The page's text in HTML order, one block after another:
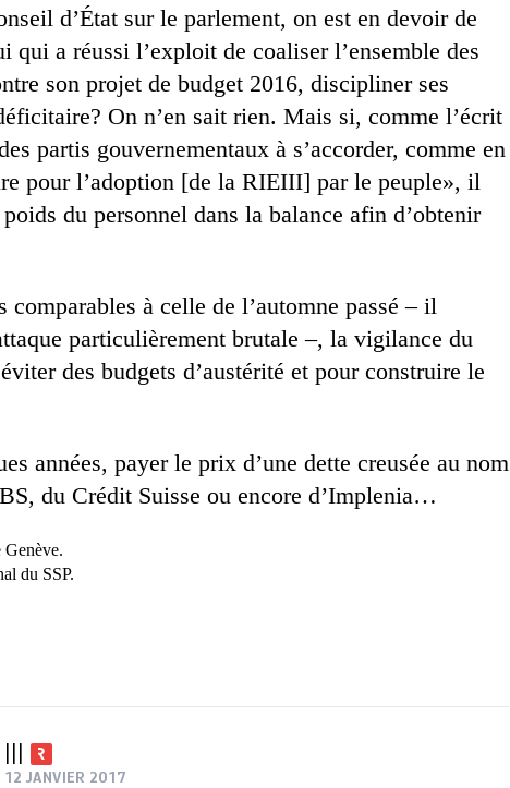
d’État sur le parlement, on est en devoir de
qui a réussi l’exploit de coaliser l’ensemble des
son projet de budget 2016, discipliner ses
On n’en sait rien. Mais si, comme l’écrit
partis gouvernementaux à s’accorder, comme en
pour l’adoption [de la RIEIII] par le peuple», il
du personnel dans la balance afin d’obtenir
comparables à celle de l’automne passé – il
particulièrement brutale –, la vigilance du
des budgets d’austérité et pour construire le
années, payer le prix d’une dette creusée au nom
du Crédit Suisse ou encore d’Implenia…
Genève.
du SSP.
12 JANVIER 2017